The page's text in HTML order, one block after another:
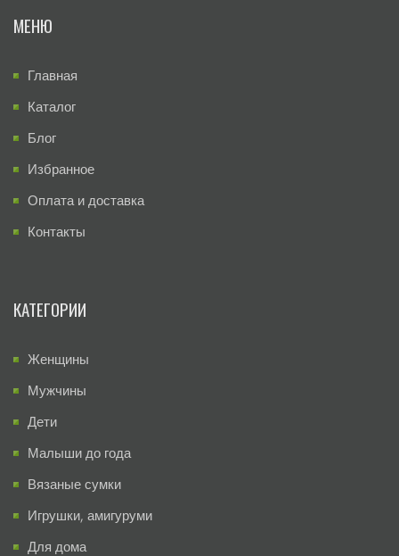
МЕНЮ
Главная
Каталог
Блог
Избранное
Оплата и доставка
Контакты
КАТЕГОРИИ
Женщины
Мужчины
Дети
Малыши до года
Вязаные сумки
Игрушки, амигуруми
Для дома